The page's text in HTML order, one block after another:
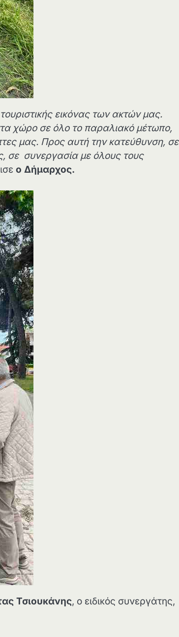
εικόνας των ακτών μας.
χώρο σε όλο το παραλιακό μέτωπο,
μας. Προς αυτή την κατεύθυνση, σε
σε συνεργασία με όλους τους
ο Δήμαρχος.
Τσιουκάνης, ο ειδικός συνεργάτης,